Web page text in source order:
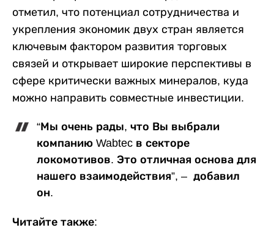
отметил, что потенциал сотрудничества и
укрепления экономик двух стран является
ключевым фактором развития торговых
связей и открывает широкие перспективы в
сфере критически важных минералов, куда
можно направить совместные инвестиции.
“Мы очень рады, что Вы выбрали
компанию Wabtec в секторе
локомотивов. Это отличная основа для
нашего взаимодействия”, – добавил
он.
Читайте также: